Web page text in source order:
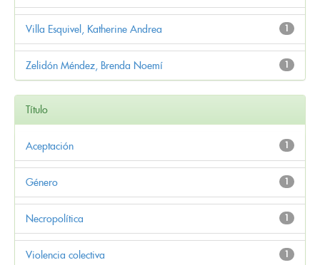
1
Villa Esquivel, Katherine Andrea
1
Zelidón Méndez, Brenda Noemí
Título
1
Aceptación
1
Género
1
Necropolítica
1
Violencia colectiva